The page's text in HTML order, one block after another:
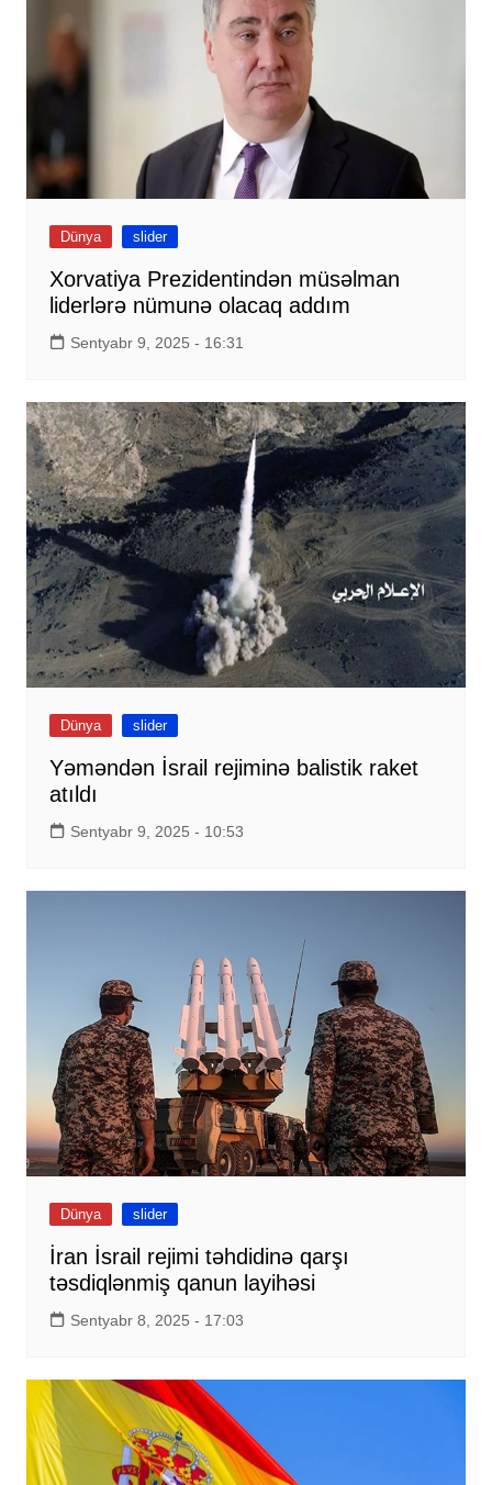
Dünya slider
Xorvatiya Prezidentindən müsəlman
liderlərə nümunə olacaq addım
Sentyabr 9, 2025 - 16:31
Dünya slider
Yəməndən İsrail rejiminə balistik raket
atıldı
Sentyabr 9, 2025 - 10:53
Dünya slider
İran İsrail rejimi təhdidinə qarşı
təsdiqlənmiş qanun layihəsi
Sentyabr 8, 2025 - 17:03